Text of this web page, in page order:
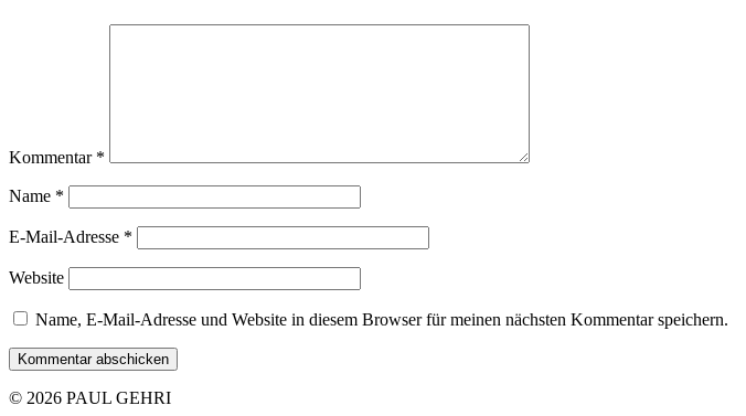
Kommentar *
Name *
E-Mail-Adresse *
Website
Name, E-Mail-Adresse und Website in diesem Browser für meinen nächsten Kommentar speichern.
© 2026 PAUL GEHRI